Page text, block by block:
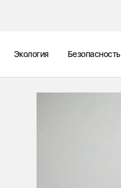
Экология Безопасность